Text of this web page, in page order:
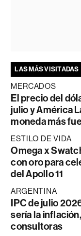
LAS MÁS VISITADAS
MERCADOS
El precio del
julio y América
moneda más
ESTILO DE VIDA
Omega x
con oro para
del Apollo 11
ARGENTINA
IPC de julio
sería la
consultoras